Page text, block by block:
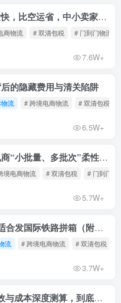
中欧班列拼箱LCL全攻略：比海运快，比空运省，中小卖家的物流新宠！
商物流 # 双清包税 # 门到门物流
7.6W+
的隐藏费用与清关陷阱
流 # 跨境电商物流 # 双清包税
6.5W+
告别高库存！铁路拼箱助力跨境电商“小批量、多批次”柔性补货
境电商物流 # 双清包税 # 门到门物
5.7W+
去欧洲散货走铁路？这5类货物最适合发国际铁路拼箱（附禁运清单）
流 # 跨境电商物流 # 双清包税
3.7W+
铁路拼箱VS海运整柜：2026年时效与成本深度测算，到底能省多少钱？